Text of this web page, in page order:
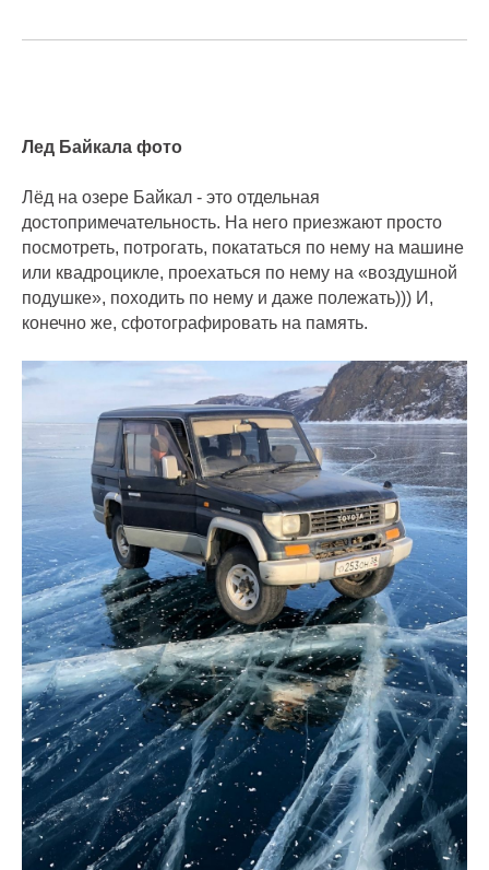
Лед Байкала фото
Лёд на озере Байкал - это отдельная
достопримечательность. На него приезжают просто
посмотреть, потрогать, покататься по нему на машине
или квадроцикле, проехаться по нему на «воздушной
подушке», походить по нему и даже полежать))) И,
конечно же, сфотографировать на память.